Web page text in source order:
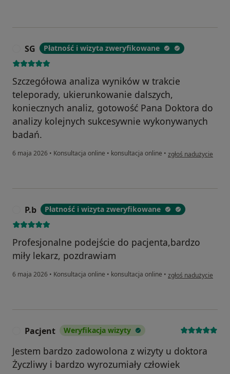
SG Płatność i wizyta zweryfikowane
Szczegółowa analiza wyników w trakcie
teleporady, ukierunkowanie dalszych,
koniecznych analiz, gotowość Pana Doktora do
analizy kolejnych sukcesywnie wykonywanych
badań.
6 maja 2026 • Konsultacja online • konsultacja online • w opinii użytkownika
zgłoś nadużycie
P.b Płatność i wizyta zweryfikowane
Profesjonalne podejście do pacjenta,bardzo
miły lekarz, pozdrawiam
6 maja 2026 • Konsultacja online • konsultacja online • w opinii użytkownika
zgłoś nadużycie
Pacjent Weryfikacja wizyty
Jestem bardzo zadowolona z wizyty u doktora
Życzliwy i bardzo wyrozumiały człowiek